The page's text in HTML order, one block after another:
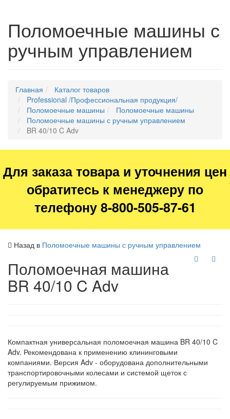
Поломоечные машины с
ручным управлением
Главная
Каталог товаров
Professional /Профессиональная продукция/
Поломоечные машины
Поломоечные машины
Поломоечные машины с ручным управлением
BR 40/10 C Adv
Для заказа товара и уточнения цен
обратитесь к менеджеру по
телефону 8-800-505-87-61
Назад в Поломоечные машины с ручным управлением
Поломоечная машина
BR 40/10 C Adv
Компактная универсальная поломоечная машина BR 40/10 C
Adv. Рекомендована к применению клининговыми
компаниями. Версия Adv - оборудована дополнительными
транспортировочными колесами и системой щеток с
регулируемым прижимом.